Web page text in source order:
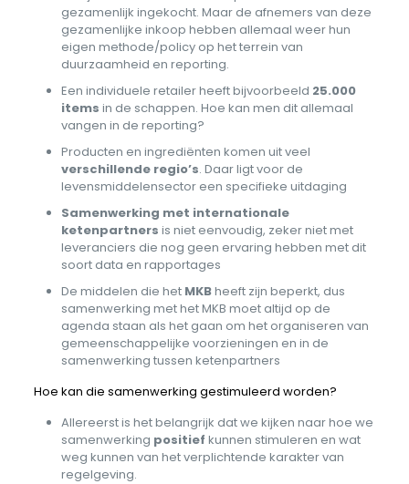
gezamenlijk ingekocht. Maar de afnemers van deze
gezamenlijke inkoop hebben allemaal weer hun
eigen methode/policy op het terrein van
duurzaamheid en reporting.
Een individuele retailer heeft bijvoorbeeld 25.000
items in de schappen. Hoe kan men dit allemaal
vangen in de reporting?
Producten en ingrediënten komen uit veel
verschillende regio’s. Daar ligt voor de
levensmiddelensector een specifieke uitdaging
Samenwerking met internationale
ketenpartners is niet eenvoudig, zeker niet met
leveranciers die nog geen ervaring hebben met dit
soort data en rapportages
De middelen die het MKBheeft zijn beperkt, dus
samenwerking met het MKB moet altijd op de
agenda staan als het gaan om het organiseren van
gemeenschappelijke voorzieningen en in de
samenwerking tussen ketenpartners
Hoe kan die samenwerking gestimuleerd worden?
Allereerst is het belangrijk dat we kijken naar hoe we
samenwerking positief kunnen stimuleren en wat
weg kunnen van het verplichtende karakter van
regelgeving.